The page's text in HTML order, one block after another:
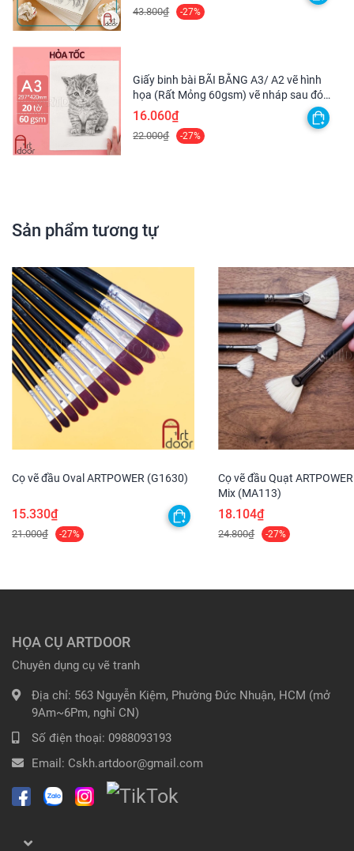
43.800₫ -27%
Giấy binh bài BÃI BẰNG A3/ A2 vẽ hình
họa (Rất Mỏng 60gsm) vẽ nháp sau đó
scan lại - [HỎA TỐC HCM]
16.060₫
22.000₫ -27%
Sản phẩm tương tự
Cọ vẽ đầu Oval ARTPOWER (G1630)
15.330₫
21.000₫ -27%
Cọ vẽ đầu Quạt
Mix (MA113)
18.104₫
24.800₫ -27%
HỌA CỤ ARTDOOR
Chuyên dụng cụ vẽ tranh
Địa chỉ: 563 Nguyễn Kiệm, Phường Đức Nhuận, HCM (mở
9Am~6Pm, nghỉ CN)
Số điện thoại: 0988093193
Email: Cskh.artdoor@gmail.com